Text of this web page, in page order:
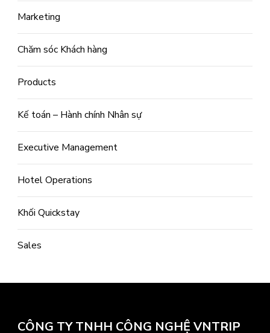
Marketing
Chăm sóc Khách hàng
Products
Kế toán – Hành chính Nhân sự
Executive Management
Hotel Operations
Khối Quickstay
Sales
CÔNG TY TNHH CÔNG NGHỆ VNTRIP